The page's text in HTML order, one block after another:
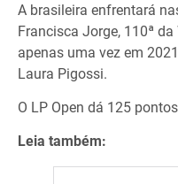
A brasileira enfrentará
Francisca Jorge, 110ª
apenas uma vez em
Laura Pigossi.
O LP Open dá 125
Leia também: